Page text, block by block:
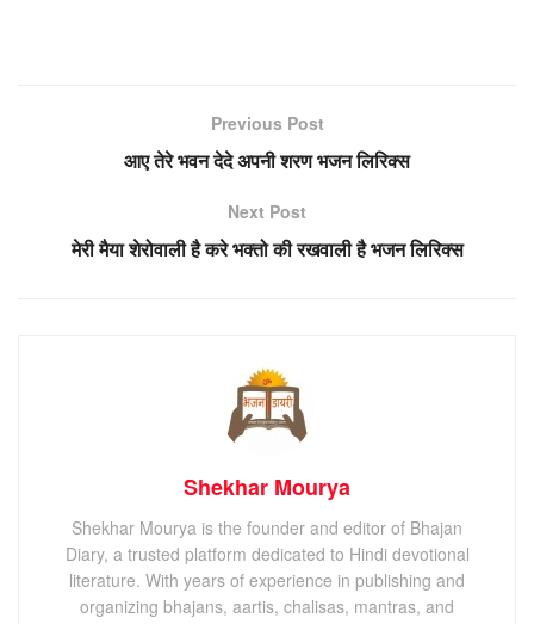
Previous Post
आए तेरे भवन देदे अपनी शरण भजन लिरिक्स
Next Post
मेरी मैया शेरोवाली है करे भक्तो की रखवाली है भजन लिरिक्स
Shekhar Mourya
Shekhar Mourya is the founder and editor of Bhajan
Diary, a trusted platform dedicated to Hindi devotional
literature. With years of experience in publishing and
organizing bhajans, aartis, chalisas, mantras, and